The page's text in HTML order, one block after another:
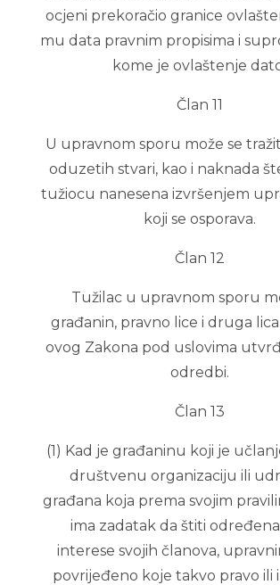
ocjeni prekoračio granice
mu data pravnim propisima i
kome je ovlaštenje
Član 11
U upravnom sporu može se
oduzetih stvari, kao i naknada
tužiocu nanesena izvršenjem
koji se osporava.
Član 12
Tužilac u upravnom sporu
građanin, pravno lice i druga
ovog Zakona pod uslovima
odredbi.
Član 13
(1) Kad je građaninu koji je
društvenu organizaciju ili
građana koja prema svojim
ima zadatak da štiti
interese svojih članova,
povrijeđeno koje takvo pravo ili